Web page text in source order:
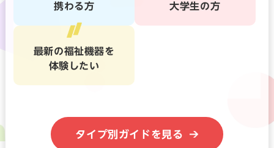
携わる方
大学生の方
最新の福祉機器を
体験したい
タイプ別ガイドを見る